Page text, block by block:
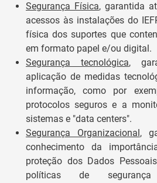
Segurança Física, garantida
acessos às instalações do
física dos suportes que
em formato papel e/ou digital.
Segurança tecnológica,
aplicação de medidas
informação, como por
protocolos seguros e a
sistemas e "data centers".
Segurança Organizacional ,
conhecimento da
proteção dos Dados
políticas de